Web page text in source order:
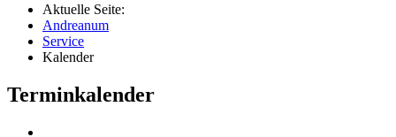
Aktuelle Seite:
Andreanum
Service
Kalender
Terminkalender